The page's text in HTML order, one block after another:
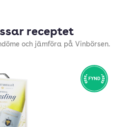
receptet
och jämföra på Vinbörsen.
FYND